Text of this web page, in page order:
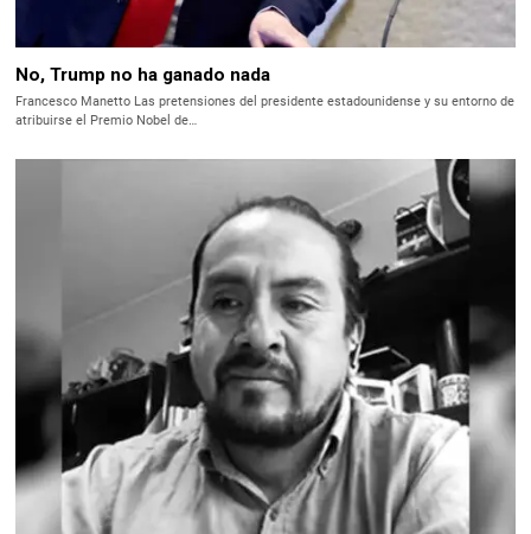
No, Trump no ha ganado nada
Francesco Manetto Las pretensiones del presidente estadounidense y su entorno de
atribuirse el Premio Nobel de…